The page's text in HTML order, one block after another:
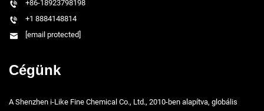
+86-18923798198
+1 8884148814
[email protected]
Cégünk
A Shenzhen i-Like Fine Chemical Co., Ltd., 2010-ben alapítva, globális